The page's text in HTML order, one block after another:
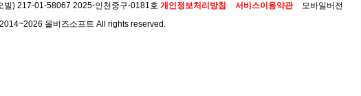
빌) 217-01-58067 2025-인천중구-0181호 개인정보처리방침 서비스이용약관
모바일버전
올비즈소프트 All rights reserved.